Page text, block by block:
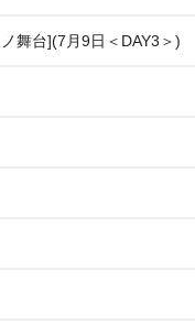
舞台](7月9日＜DAY3＞)